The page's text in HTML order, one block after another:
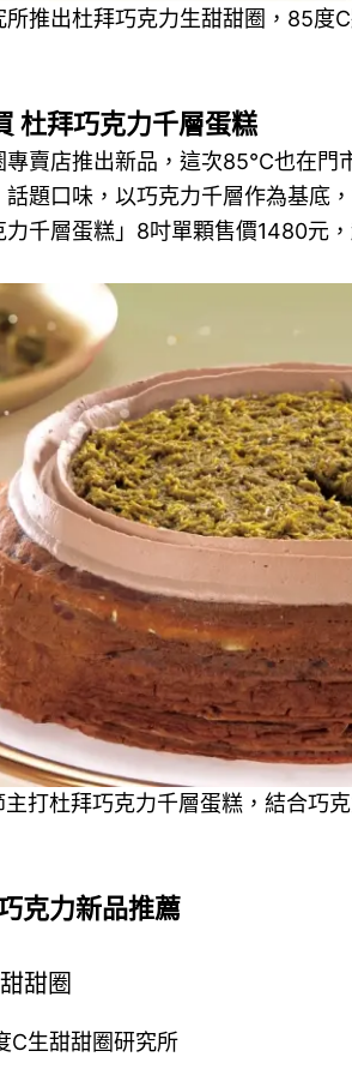
推出杜拜巧克力生甜甜圈，85度
杜拜巧克力千層蛋糕
專賣店推出新品，這次85°C也在
話題口味，以巧克力千層作為基底
力千層蛋糕」8吋單顆售價1480元
打杜拜巧克力千層蛋糕，結合巧
克力新品推薦
甜圈
C生甜甜圈研究所